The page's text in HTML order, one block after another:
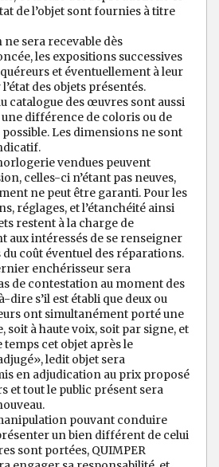
de l’objet sont fournies à titre
sera recevable dès
les expositions successives
et éventuellement à leur
des objets présentés.
catalogue des œuvres sont aussi
une différence de coloris ou de
Les dimensions ne sont
vendues peuvent
celles-ci n’étant pas neuves,
ne peut être garanti. Pour les
réglages, et l’étanchéité ainsi
restent à la charge de
aux intéressés de se renseigner
du coût éventuel des réparations.
enchérisseur sera
de contestation au moment des
dire s’il est établi que deux ou
ont simultanément porté une
soit à haute voix, soit par signe, et
cet objet après le
ledit objet sera
en adjudication au prix proposé
et tout le public présent sera
pouvant conduire
un bien différent de celui
sont portées, QUIMPER